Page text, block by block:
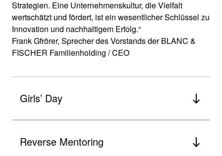
Strategien. Eine Unternehmenskultur, die Vielfalt
wertschätzt und fördert, ist ein wesentlicher Schlüssel zu
Innovation und nachhaltigem Erfolg.“
Frank Gfrörer, Sprecher des Vorstands der BLANC &
FISCHER Familienholding / CEO
Girls’ Day
Reverse Mentoring